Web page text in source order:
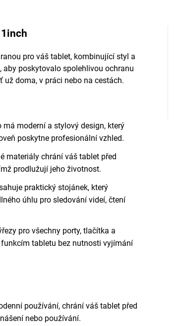
pro váš tablet, kombinující styl a
poskytovalo spolehlivou ochranu
doma, v práci nebo na cestách.
má moderní a stylový design, který
poskytne profesionální vzhled.
materiály chrání váš tablet před
prodlužují jeho životnost.
praktický stojánek, který
úhlu pro sledování videí, čtení
pro všechny porty, tlačítka a
tabletu bez nutnosti vyjímání
používání, chrání váš tablet před
nebo používání.